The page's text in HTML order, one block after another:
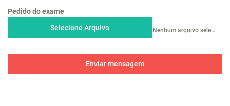
Pedido do exame
Selecione Arquivo
Nenhum arquivo selecionado ainda
Enviar mensagem